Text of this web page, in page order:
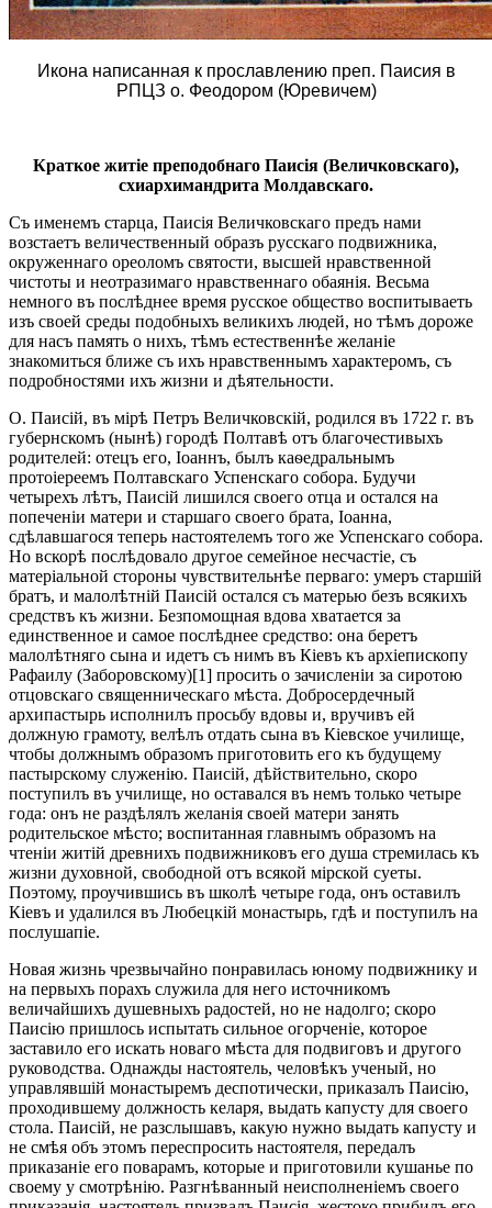
Икона написанная к прославлению преп. Паисия в
РПЦЗ о. Феодором (Юревичем)
Краткое житіе преподобнаго Паисія (Величковскаго),
схиархимандрита Молдавскаго.
Съ именемъ старца, Паисія Величковскаго предъ нами
возстаетъ величественный образъ русскаго подвижника,
окруженнаго ореоломъ святости, высшей нравственной
чистоты и неотразимаго нравственнаго обаянія. Весьма
немного въ послѣднее время русское общество воспитываеть
изъ своей среды подобныхъ великихъ людей, но тѣмъ дороже
для насъ память о нихъ, тѣмъ естественнѣе желаніе
знакомиться ближе съ ихъ нравственнымъ характеромъ, съ
подробностями ихъ жизни и дѣятельности.
О. Паисій, въ мірѣ Петръ Величковскій, родился въ 1722 г. въ
губернскомъ (нынѣ) городѣ Полтавѣ отъ благочестивыхъ
родителей: отецъ его, Іоаннъ, былъ каѳедральнымъ
протоіереемъ Полтавскаго Успенскаго собора. Будучи
четырехъ лѣтъ, Паисій лишился своего отца и остался на
попеченіи матери и старшаго своего брата, Іоанна,
сдѣлавшагося теперь настоятелемъ того же Успенскаго собора.
Но вскорѣ послѣдовало другое семейное несчастіе, съ
матеріальной стороны чувствительнѣе перваго: умеръ старшій
братъ, и малолѣтній Паисій остался съ матерью безъ всякихъ
средствъ къ жизни. Безпомощная вдова хватается за
единственное и самое послѣднее средство: она беретъ
малолѣтняго сына и идетъ съ нимъ въ Кіевъ къ архіепископу
Рафаилу (Заборовскому)[1] просить о зачисленіи за сиротою
отцовскаго священническаго мѣста. Добросердечный
архипастырь исполнилъ просьбу вдовы и, вручивъ ей
должную грамоту, велѣлъ отдать сына въ Кіевское училище,
чтобы должнымъ образомъ приготовить его къ будущему
пастырскому служенію. Паисій, дѣйствительно, скоро
поступилъ въ училище, но оставался въ немъ только четыре
года: онъ не раздѣлялъ желанія своей матери занять
родительское мѣсто; воспитанная главнымъ образомъ на
чтеніи житій древнихъ подвижниковъ его душа стремилась къ
жизни духовной, свободной отъ всякой мірской суеты.
Поэтому, проучившись въ школѣ четыре года, онъ оставилъ
Кіевъ и удалился въ Любецкій монастырь, гдѣ и поступилъ на
послушапіе.
Новая жизнь чрезвычайно понравилась юному подвижнику и
на первыхъ порахъ служила для него источникомъ
величайшихъ душевныхъ радостей, но не надолго; скоро
Паисію пришлось испытать сильное огорченіе, которое
заставило его искать новаго мѣста для подвиговъ и другого
руководства. Однажды настоятель, человѣкъ ученый, но
управлявшій монастыремъ деспотически, приказалъ Паисію,
проходившему должность келаря, выдать капусту для своего
стола. Паисій, не разслышавъ, какую нужно выдать капусту и
не смѣя объ этомъ переспросить настоятеля, передалъ
приказаніе его поварамъ, которые и приготовили кушанье по
своему у смотрѣнію. Разгнѣванный неисполненіемъ своего